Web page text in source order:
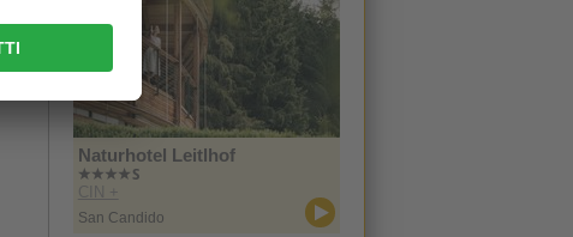
Naturhotel Leitlhof
CIN +
San Candido